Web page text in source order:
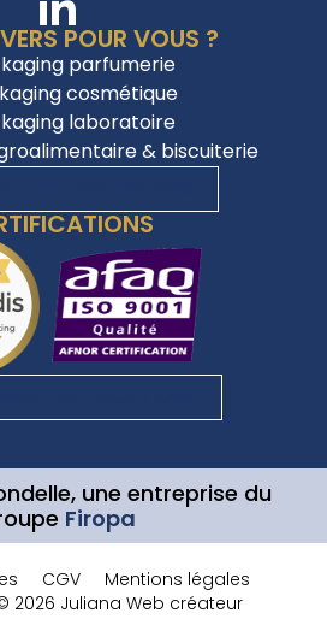
POUR VOUS ?
parfumerie
cosmétique
laboratoire
& biscuiterie
une entreprise du
Firopa
CGV
Mentions légales
2026 Juliana Web créateur